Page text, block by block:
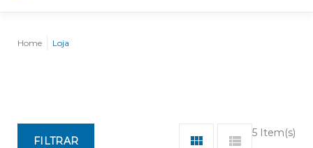
Home Loja
5 Item(s)
FILTRAR